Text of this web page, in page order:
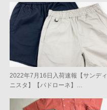
2022年7月16日入荷速報【サンディ
ニスタ】【パドローネ】…